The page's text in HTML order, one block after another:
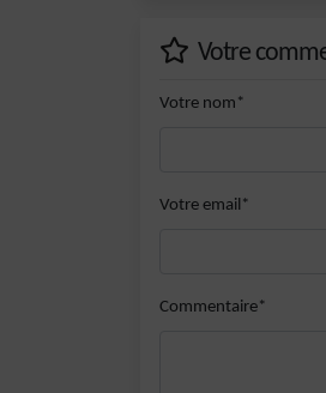
Votre
Votre nom*
Votre email*
Commentaire*